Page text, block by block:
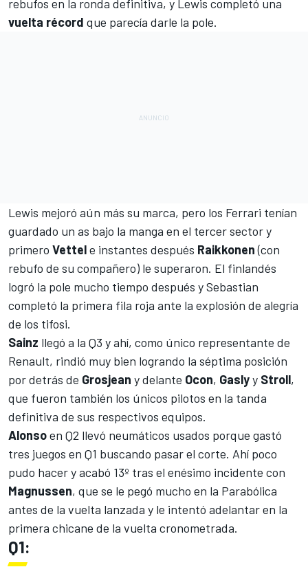
rebufos en la ronda definitiva, y Lewis completó una
vuelta récord que parecía darle la pole.
Lewis mejoró aún más su marca, pero los Ferrari tenían
guardado un as bajo la manga en el tercer sector y
primero Vettele instantes después Raikkonen(con
rebufo de su compañero) le superaron. El finlandés
logró la pole mucho tiempo después y Sebastian
completó la primera fila roja ante la explosión de alegría
de los tifosi.
Sainz llegó a la Q3 y ahí, como único representante de
Renault, rindió muy bien logrando la séptima posición
por detrás de Grosjean y delante Ocon, Gaslyy Stroll,
que fueron también los únicos pilotos en la tanda
definitiva de sus respectivos equipos.
Alonsoen Q2 llevó neumáticos usados porque gastó
tres juegos en Q1 buscando pasar el corte. Ahí poco
pudo hacer y acabó 13º tras el enésimo incidente con
Magnussen, que se le pegó mucho en la Parabólica
antes de la vuelta lanzada y le intentó adelantar en la
primera chicane de la vuelta cronometrada.
Q1: